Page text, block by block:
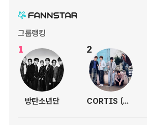
그룹랭킹
1
방탄소년단
2
CORTIS (코르티스)